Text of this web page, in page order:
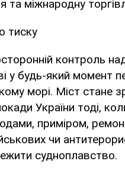
та міжнародну
тиску
контроль
у будь-який момент
морі. Міст стане
України тоді,
приміром,
чи
судноплавство.